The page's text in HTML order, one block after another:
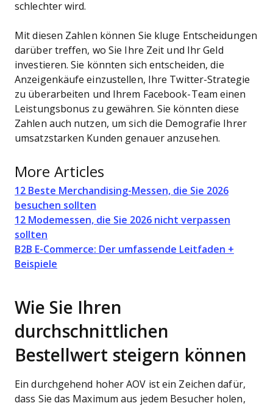
schlechter wird.
Mit diesen Zahlen können Sie kluge Entscheidungen
darüber treffen, wo Sie Ihre Zeit und Ihr Geld
investieren. Sie könnten sich entscheiden, die
Anzeigenkäufe einzustellen, Ihre Twitter-Strategie
zu überarbeiten und Ihrem Facebook-Team einen
Leistungsbonus zu gewähren. Sie könnten diese
Zahlen auch nutzen, um sich die Demografie Ihrer
umsatzstarken Kunden genauer anzusehen.
More Articles
12 Beste Merchandising-Messen, die Sie 2026
besuchen sollten
12 Modemessen, die Sie 2026 nicht verpassen
sollten
B2B E-Commerce: Der umfassende Leitfaden +
Beispiele
Wie Sie Ihren
durchschnittlichen
Bestellwert steigern können
Ein durchgehend hoher AOV ist ein Zeichen dafür,
dass Sie das Maximum aus jedem Besucher holen,